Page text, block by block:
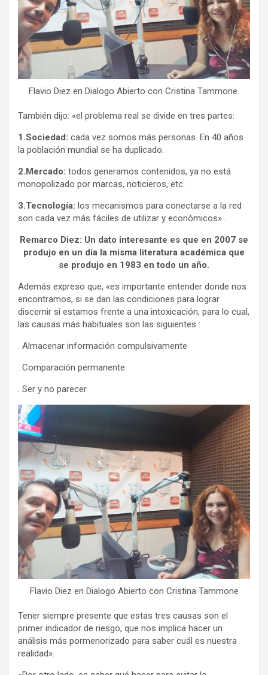
Flavio Diez en Dialogo Abierto con Cristina Tammone.
También dijo: «el problema real se divide en tres partes:
1.Sociedad: cada vez somos más personas. En 40 años
la población mundial se ha duplicado.
2.Mercado: todos generamos contenidos, ya no está
monopolizado por marcas, noticieros, etc.
3.Tecnología: los mecanismos para conectarse a la red
son cada vez más fáciles de utilizar y económicos» .
Remarco Diez: Un dato interesante es que en 2007 se
produjo en un día la misma literatura académica que
se produjo en 1983 en todo un año.
Además expreso que, «es importante entender donde nos
encontramos, si se dan las condiciones para lograr
discernir si estamos frente a una intoxicación, para lo cual,
las causas más habituales son las siguientes :
. Almacenar información compulsivamente
. Comparación permanente
. Ser y no parecer
Flavio Diez en Dialogo Abierto con Cristina Tammone
Tener siempre presente que estas tres causas son el
primer indicador de riesgo, que nos implica hacer un
análisis más pormenorizado para saber cuál es nuestra
realidad».